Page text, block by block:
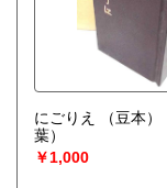
にごりえ （豆本）
葉）
￥1,000